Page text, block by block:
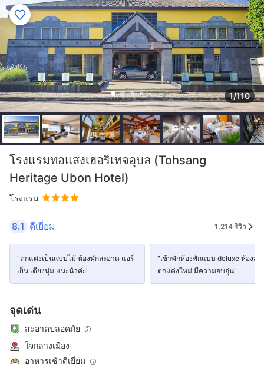
1/110
โรงแรมทอแสงเฮอริเทจอุบล (Tohsang
Heritage Ubon Hotel)
โรงแรม
8.1 ดีเยี่ยม 1,214 รีวิว
"ตกแต่งเป็นแบบไม้ ห้องพักสะอาด แอร์
เย็น เตียงนุ่ม แนะนำค่ะ"
"เข้าพักห้องพักแบบ deluxe ห้องสะ
ตกแต่งใหม่ มีความอบอุ่น"
จุดเด่น
สะอาดปลอดภัย
ใจกลางเมือง
อาหารเช้าดีเยี่ยม